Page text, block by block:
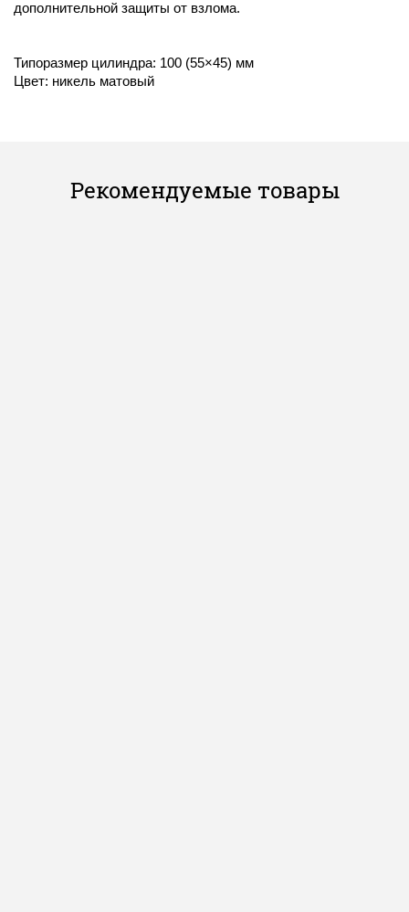
дополнительной защиты от взлома.
Типоразмер цилиндра: 100 (55×45) мм
Цвет: никель матовый
Рекомендуемые товары